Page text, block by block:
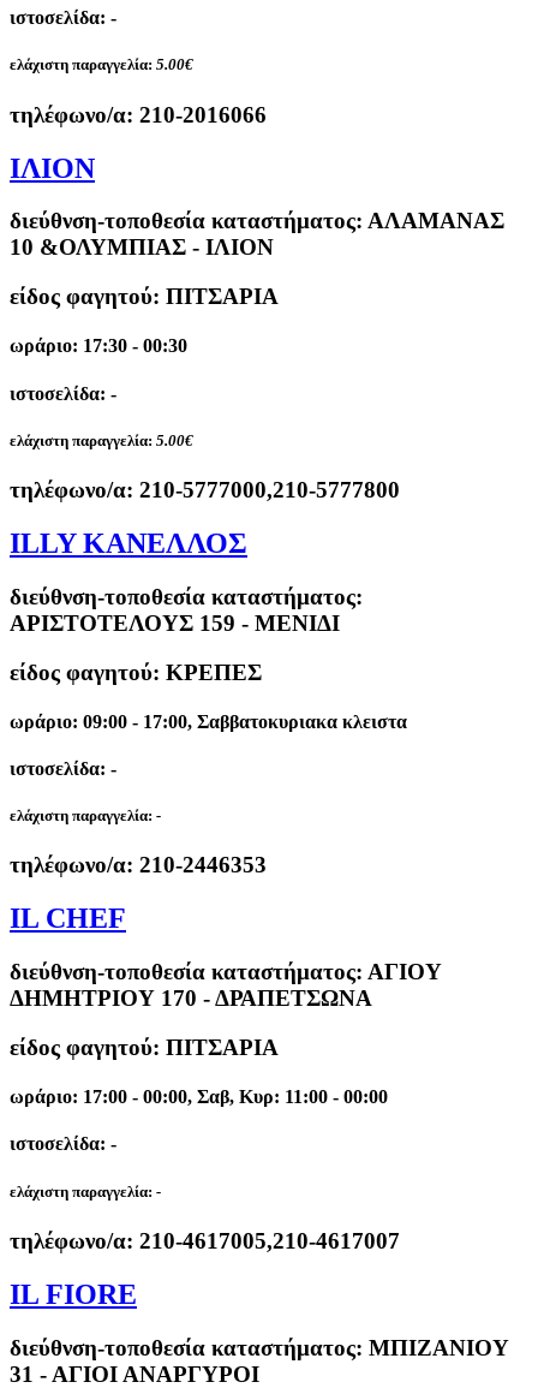
ιστοσελίδα: -
ελάχιστη παραγγελία: 5.00€
τηλέφωνο/α: 210-2016066
ΙΛΙΟΝ
διεύθνση-τοποθεσία καταστήματος: ΑΛΑΜΑΝΑΣ
10 &ΟΛΥΜΠΙΑΣ - ΙΛΙΟΝ
είδος φαγητού: ΠΙΤΣΑΡΙΑ
ωράριο: 17:30 - 00:30
ιστοσελίδα: -
ελάχιστη παραγγελία: 5.00€
τηλέφωνο/α: 210-5777000,210-5777800
ILLY ΚΑΝΕΛΛΟΣ
διεύθνση-τοποθεσία καταστήματος:
ΑΡΙΣΤΟΤΕΛΟΥΣ 159 - ΜΕΝΙΔΙ
είδος φαγητού: ΚΡΕΠΕΣ
ωράριο: 09:00 - 17:00, Σαββατοκυριακα κλειστα
ιστοσελίδα: -
ελάχιστη παραγγελία: -
τηλέφωνο/α: 210-2446353
IL CHEF
διεύθνση-τοποθεσία καταστήματος: ΑΓΙΟΥ
ΔΗΜΗΤΡΙΟΥ 170 - ΔΡΑΠΕΤΣΩΝΑ
είδος φαγητού: ΠΙΤΣΑΡΙΑ
ωράριο: 17:00 - 00:00, Σαβ, Κυρ: 11:00 - 00:00
ιστοσελίδα: -
ελάχιστη παραγγελία: -
τηλέφωνο/α: 210-4617005,210-4617007
IL FIORE
διεύθνση-τοποθεσία καταστήματος: ΜΠΙΖΑΝΙΟΥ
31 - ΑΓΙΟΙ ΑΝΑΡΓΥΡΟΙ